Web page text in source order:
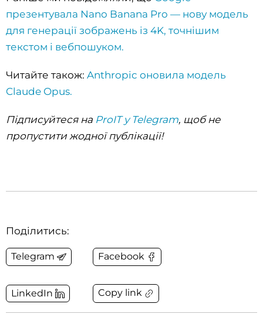
презентувала Nano Banana Pro — нову модель
для генерації зображень із 4K, точнішим
текстом і вебпошуком.
Читайте також: Anthropic оновила модель
Claude Opus.
Підписуйтеся на ProIT у Telegram, щоб не
пропустити жодної публікації!
Поділитись:
Telegram Facebook
LinkedIn Copy link